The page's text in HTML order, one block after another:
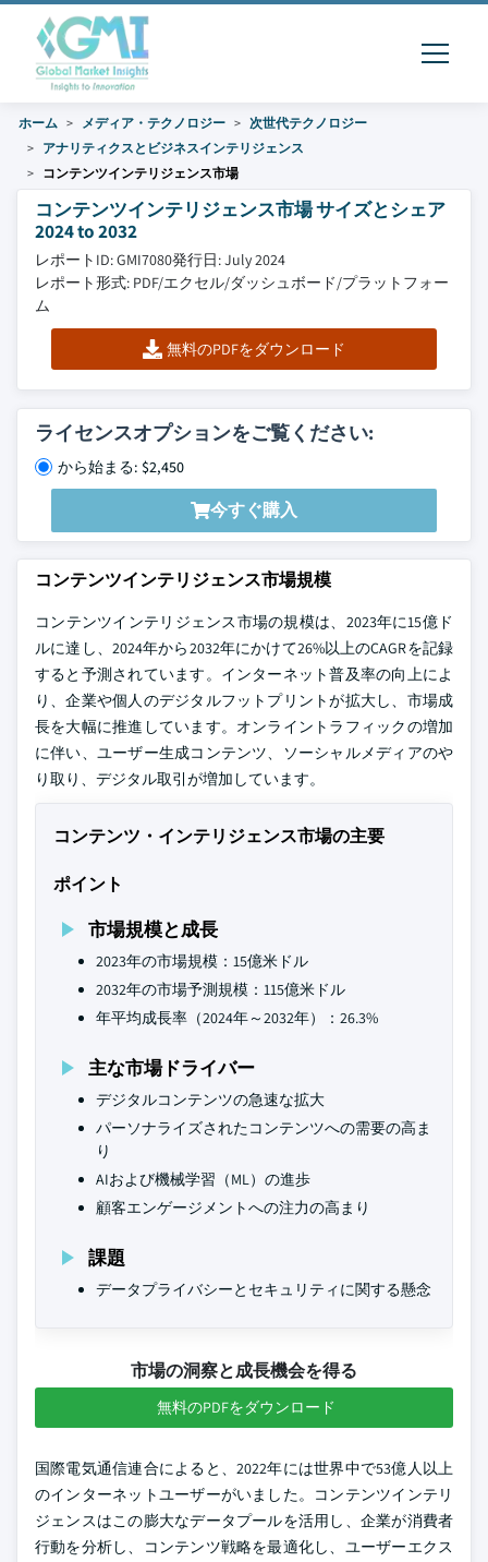
ホーム メディア・テクノロジー
次世代テクノロジー
アナリティクスとビジネスインテリジェンス
コンテンツインテリジェンス市場
コンテンツインテリジェンス市場 サイズとシェア
2024 to 2032
レポートID: GMI7080発行日: July 2024
レポート形式: PDF/エクセル/ダッシュボード/プラットフォー
ム
無料のPDFをダウンロード
ライセンスオプションをご覧ください:
から始まる: $2,450
今すぐ購入
コンテンツインテリジェンス市場規模
コンテンツインテリジェンス市場の規模は、2023年に15億ド
ルに達し、2024年から2032年にかけて26%以上のCAGRを記録
すると予測されています。インターネット普及率の向上によ
り、企業や個人のデジタルフットプリントが拡大し、市場成
長を大幅に推進しています。オンライントラフィックの増加
に伴い、ユーザー生成コンテンツ、ソーシャルメディアのや
り取り、デジタル取引が増加しています。
コンテンツ・インテリジェンス市場の主要
ポイント
市場規模と成長
2023年の市場規模：15億米ドル
2032年の市場予測規模：115億米ドル
年平均成長率（2024年～2032年）：26.3%
主な市場ドライバー
デジタルコンテンツの急速な拡大
パーソナライズされたコンテンツへの需要の高ま
り
AIおよび機械学習（ML）の進歩
顧客エンゲージメントへの注力の高まり
課題
データプライバシーとセキュリティに関する懸念
市場の洞察と成長機会を得る
無料のPDFをダウンロード
国際電気通信連合によると、2022年には世界中で53億人以上
のインターネットユーザーがいました。コンテンツインテリ
ジェンスはこの膨大なデータプールを活用し、企業が消費者
行動を分析し、コンテンツ戦略を最適化し、ユーザーエクス